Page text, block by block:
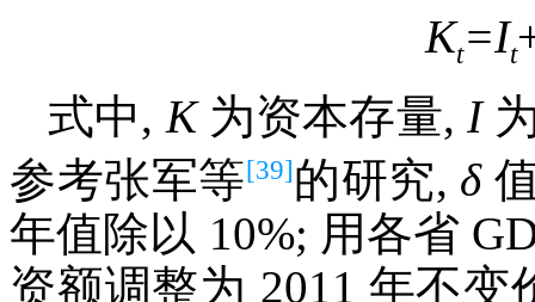
Kt=It
式中, K为资本存量, I
参考张军等[39]的研究, δ
年值除以 10%; 用各省
资额调整为 2011 年不